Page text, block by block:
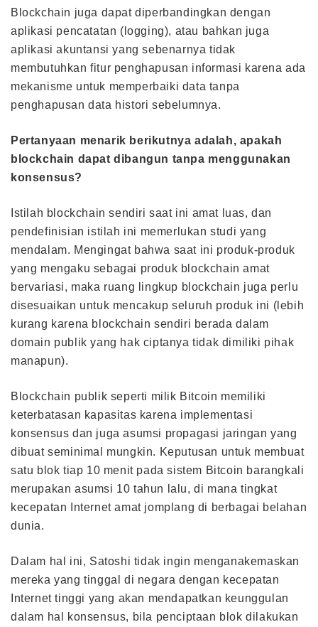
Blockchain juga dapat diperbandingkan dengan
aplikasi pencatatan (logging), atau bahkan juga
aplikasi akuntansi yang sebenarnya tidak
membutuhkan fitur penghapusan informasi karena ada
mekanisme untuk memperbaiki data tanpa
penghapusan data histori sebelumnya.
Pertanyaan menarik berikutnya adalah, apakah
blockchain dapat dibangun tanpa menggunakan
konsensus?
Istilah blockchain sendiri saat ini amat luas, dan
pendefinisian istilah ini memerlukan studi yang
mendalam. Mengingat bahwa saat ini produk-produk
yang mengaku sebagai produk blockchain amat
bervariasi, maka ruang lingkup blockchain juga perlu
disesuaikan untuk mencakup seluruh produk ini (lebih
kurang karena blockchain sendiri berada dalam
domain publik yang hak ciptanya tidak dimiliki pihak
manapun).
Blockchain publik seperti milik Bitcoin memiliki
keterbatasan kapasitas karena implementasi
konsensus dan juga asumsi propagasi jaringan yang
dibuat seminimal mungkin. Keputusan untuk membuat
satu blok tiap 10 menit pada sistem Bitcoin barangkali
merupakan asumsi 10 tahun lalu, di mana tingkat
kecepatan Internet amat jomplang di berbagai belahan
dunia.
Dalam hal ini, Satoshi tidak ingin menganakemaskan
mereka yang tinggal di negara dengan kecepatan
Internet tinggi yang akan mendapatkan keunggulan
dalam hal konsensus, bila penciptaan blok dilakukan